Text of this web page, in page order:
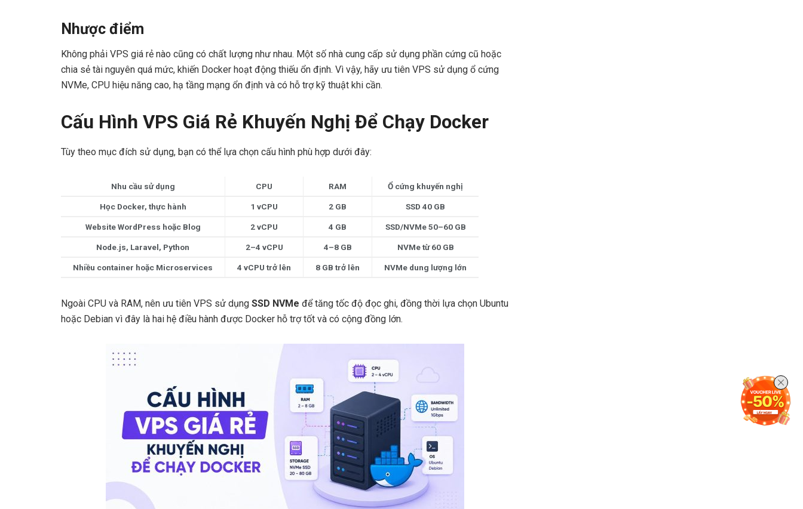
Nhược điểm
Không phải VPS giá rẻ nào cũng có chất lượng như nhau. Một số nhà cung cấp sử dụng phần cứng cũ hoặc
chia sẻ tài nguyên quá mức, khiến Docker hoạt động thiếu ổn định. Vì vậy, hãy ưu tiên VPS sử dụng ổ cứng
NVMe, CPU hiệu năng cao, hạ tầng mạng ổn định và có hỗ trợ kỹ thuật khi cần.
Cấu Hình VPS Giá Rẻ Khuyến Nghị Để Chạy Docker
Tùy theo mục đích sử dụng, bạn có thể lựa chọn cấu hình phù hợp dưới đây:
Nhu cầu sử dụng CPU RAM Ổ cứng khuyến nghị
Học Docker, thực hành 1 vCPU 2 GB SSD 40 GB
Website WordPress hoặc Blog 2 vCPU 4 GB SSD/NVMe 50–60 GB
Node.js, Laravel, Python 2–4 vCPU 4–8 GB NVMe từ 60 GB
Nhiều container hoặc Microservices 4 vCPU trở lên 8 GB trở lên NVMe dung lượng lớn
Ngoài CPU và RAM, nên ưu tiên VPS sử dụng SSD NVMe để tăng tốc độ đọc ghi, đồng thời lựa chọn Ubuntu
hoặc Debian vì đây là hai hệ điều hành được Docker hỗ trợ tốt và có cộng đồng lớn.